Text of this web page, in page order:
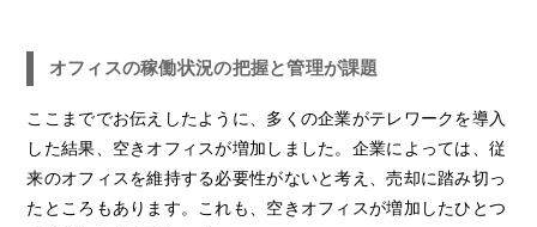
オフィスの稼働状況の把握と管理が課題
ここまででお伝えしたように、多くの企業がテレワークを導入
した結果、空きオフィスが増加しました。企業によっては、従
来のオフィスを維持する必要性がないと考え、売却に踏み切っ
たところもあります。これも、空きオフィスが増加したひとつ